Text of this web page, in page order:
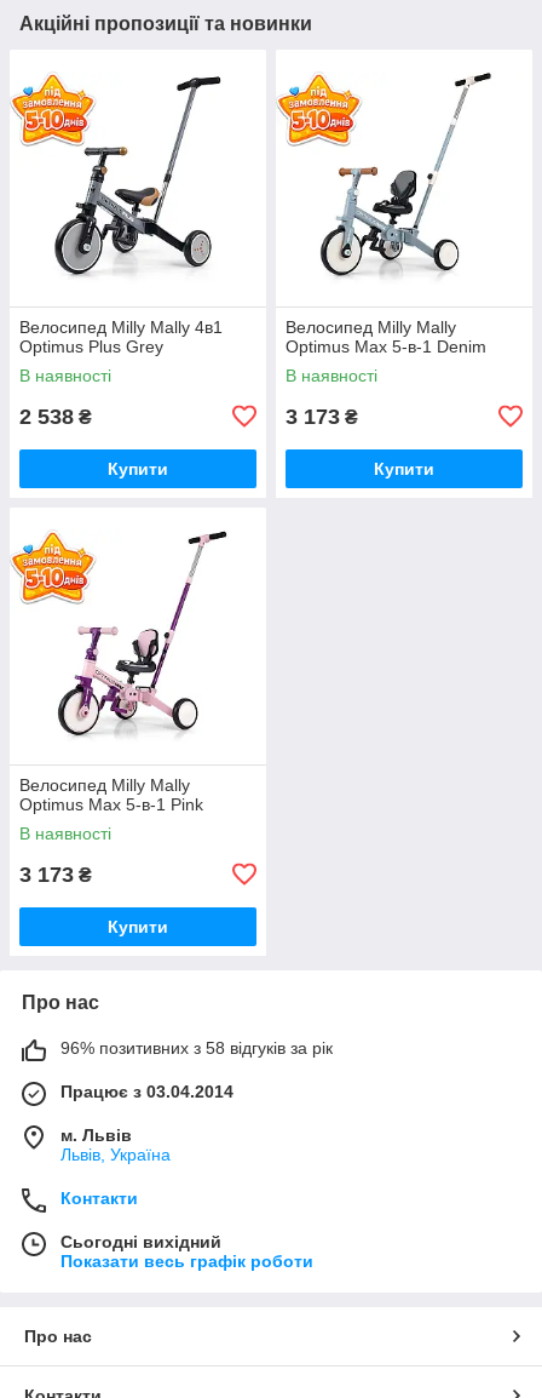
Акційні пропозиції та новинки
Велосипед Milly Mally 4в1
Optimus Plus Grey
В наявності
2 538 ₴
Купити
Велосипед Milly Mally
Optimus Max 5-в-1 Denim
В наявності
3 173 ₴
Купити
Велосипед Milly Mally
Optimus Max 5-в-1 Pink
В наявності
3 173 ₴
Купити
Про нас
96% позитивних з 58 відгуків за рік
Працює з 03.04.2014
м. Львів
Львів, Україна
Контакти
Сьогодні вихідний
Показати весь графік роботи
Про нас